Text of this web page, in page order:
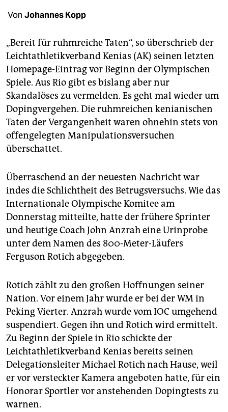
veranstaltungen
fragen & hilfe
unterstützen
abo
genossenschaft
epaper login
Von Johannes Kopp
„Bereit für ruhmreiche Taten“, so überschrieb der
Leichtathletikverband Kenias (AK) seinen letzten
Homepage-Eintrag vor Beginn der Olympischen
Spiele. Aus Rio gibt es bislang aber nur
Skandalöses zu vermelden. Es geht mal wieder um
Dopingvergehen. Die ruhmreichen kenianischen
Taten der Vergangenheit waren ohnehin stets von
offengelegten Manipula­tions­versuchen
überschattet.
Überraschend an der neuesten Nachricht war
indes die Schlichtheit des Betrugsversuchs. Wie das
Internationale Olympische Komitee am
Donnerstag mitteilte, hatte der frühere Sprinter
und heutige Coach John Anzrah eine Urinprobe
unter dem Namen des 800-Meter-Läufers
Ferguson Rotich abgegeben.
Rotich zählt zu den großen Hoffnungen seiner
Nation. Vor einem Jahr wurde er bei der WM in
Peking Vierter. Anzrah wurde vom IOC umgehend
suspendiert. Gegen ihn und Rotich wird ermittelt.
Zu Beginn der Spiele in Rio schickte der
Leichtathletikverband Kenias bereits seinen
Delegationsleiter Michael Rotich nach Hause, weil
er vor versteckter Kamera angeboten hatte, für ein
Honorar Sportler vor anstehenden Dopingtests zu
warnen.